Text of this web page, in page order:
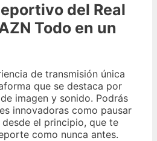
del Real
Todo en un
de transmisión única
que se destaca por
imagen y sonido. Podrás
innovadoras como pausar
el principio, que te
como nunca antes.